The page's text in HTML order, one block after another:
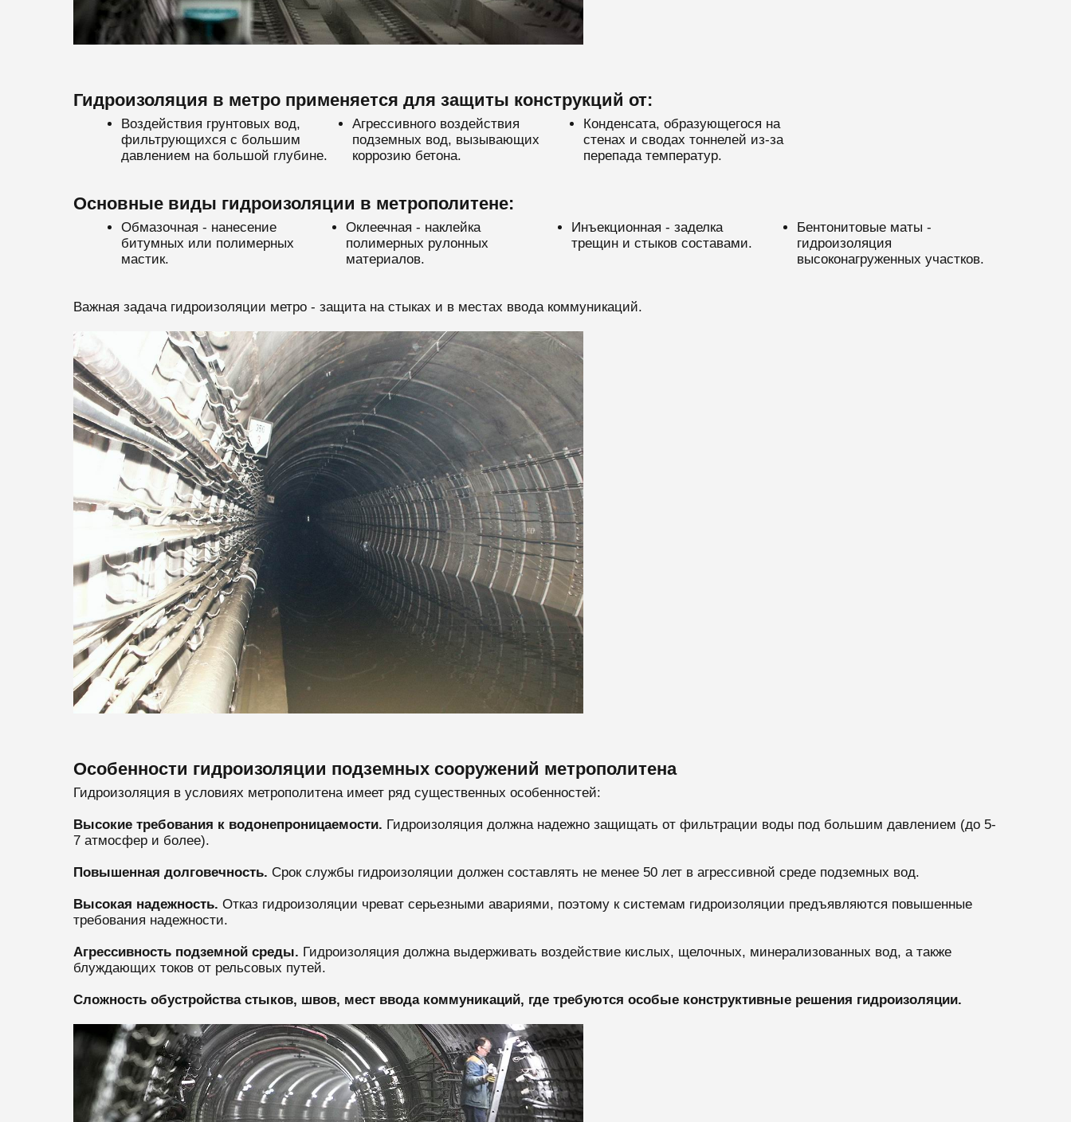
Гидроизоляция в метро применяется для защиты конструкций от:
Воздействия грунтовых вод,
фильтрующихся с большим
давлением на большой глубине.
Агрессивного воздействия
подземных вод, вызывающих
коррозию бетона.
Конденсата, образующегося на
стенах и сводах тоннелей из-за
перепада температур.
Основные виды гидроизоляции в метрополитене:
Обмазочная - нанесение
битумных или полимерных
мастик.
Оклеечная - наклейка
полимерных рулонных
материалов.
Инъекционная - заделка
трещин и стыков составами.
Бентонитовые маты -
гидроизоляция
высоконагруженных участков.
Важная задача гидроизоляции метро - защита на стыках и в местах ввода коммуникаций.
Особенности гидроизоляции подземных сооружений метрополитена
Гидроизоляция в условиях метрополитена имеет ряд существенных особенностей:
Высокие требования к водонепроницаемости. Гидроизоляция должна надежно защищать от фильтрации воды под большим давлением (до 5-
7 атмосфер и более).
Повышенная долговечность. Срок службы гидроизоляции должен составлять не менее 50 лет в агрессивной среде подземных вод.
Высокая надежность. Отказ гидроизоляции чреват серьезными авариями, поэтому к системам гидроизоляции предъявляются повышенные
требования надежности.
Агрессивность подземной среды. Гидроизоляция должна выдерживать воздействие кислых, щелочных, минерализованных вод, а также
блуждающих токов от рельсовых путей.
Сложность обустройства стыков, швов, мест ввода коммуникаций, где требуются особые конструктивные решения гидроизоляции.